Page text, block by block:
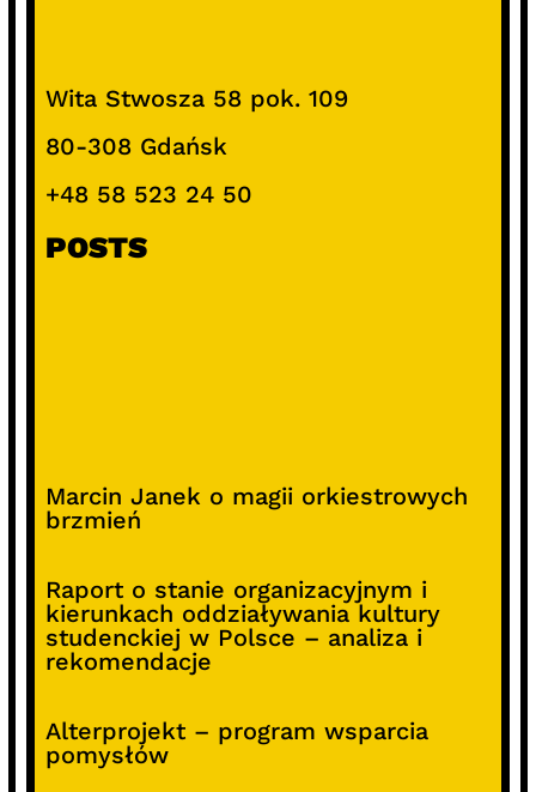
Wita Stwosza 58 pok. 109
80-308 Gdańsk
+48 58 523 24 50
POSTS
Marcin Janek o magii orkiestrowych
brzmień
Raport o stanie organizacyjnym i
kierunkach oddziaływania kultury
studenckiej w Polsce – analiza i
rekomendacje
Alterprojekt – program wsparcia
pomysłów